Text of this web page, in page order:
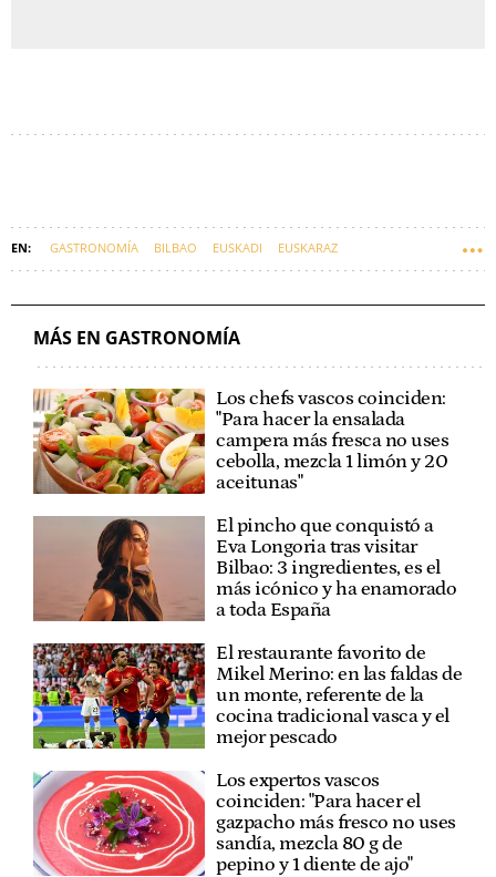
GASTRONOMÍA BILBAO EUSKADI EUSKARAZ
MÁS EN GASTRONOMÍA
Los chefs vascos coinciden:
"Para hacer la ensalada
campera más fresca no uses
cebolla, mezcla 1 limón y 20
aceitunas"
El pincho que conquistó a
Eva Longoria tras visitar
Bilbao: 3 ingredientes, es el
más icónico y ha enamorado
a toda España
El restaurante favorito de
Mikel Merino: en las faldas de
un monte, referente de la
cocina tradicional vasca y el
mejor pescado
Los expertos vascos
coinciden: "Para hacer el
gazpacho más fresco no uses
sandía, mezcla 80 g de
pepino y 1 diente de ajo"